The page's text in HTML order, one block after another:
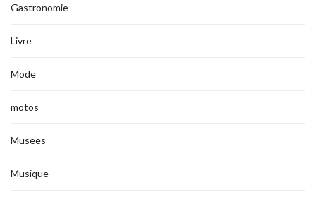
Gastronomie
Livre
Mode
motos
Musees
Musique